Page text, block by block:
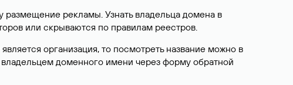
размещение рекламы. Узнать владельца домена в
или скрываются по правилам реестров.
организация, то посмотреть название можно в
владельцем доменного имени через форму обратной